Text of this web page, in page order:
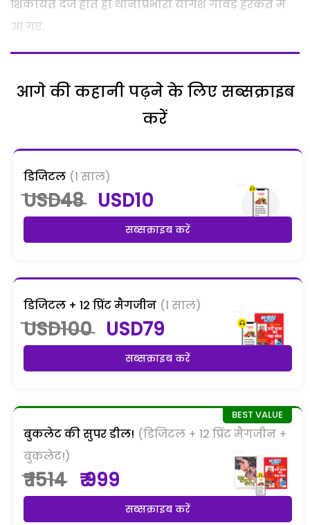
शिकायत दर्ज होते ही थानाप्रभारी योगेश गावड़े हरकत में
आ गए.
आगे की कहानी पढ़ने के लिए सब्सक्राइब
करें
डिजिटल (1 साल)
USD48 USD10
सब्सक्राइब करें
डिजिटल + 12 प्रिंट मैगजीन (1 साल)
USD100 USD79
सब्सक्राइब करें
बुकलेट की सुपर डील! (डिजिटल + 12 प्रिंट मैगजीन +
बुकलेट!)
₹ 1514 ₹ 999
सब्सक्राइब करें